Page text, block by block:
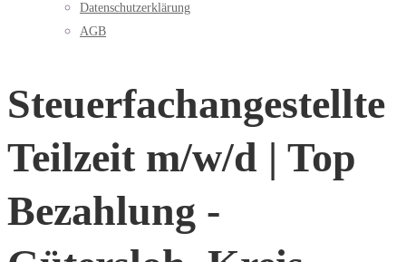
Datenschutzerklärung
AGB
Steuerfachangestellte
Teilzeit m/w/d | Top
Bezahlung -